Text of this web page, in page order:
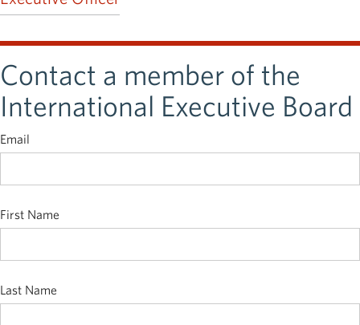
Contact a member of the
International Executive Board
Email
First Name
Last Name